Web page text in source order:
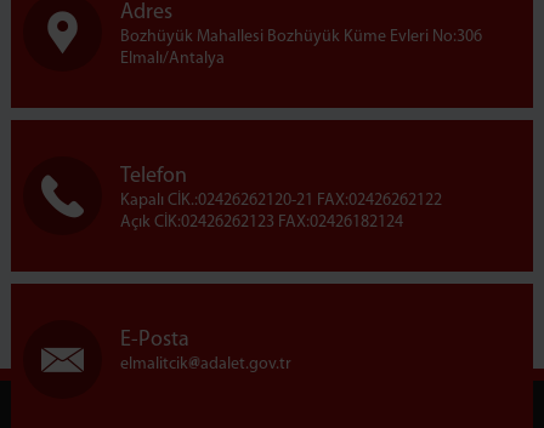
Adres
Bozhüyük Mahallesi Bozhüyük Küme Evleri No:306
Elmalı/Antalya
Telefon
Kapalı CİK.:02426262120-21 FAX:02426262122
Açık CİK:02426262123 FAX:02426182124
E-Posta
elmalitcik adalet.gov.tr